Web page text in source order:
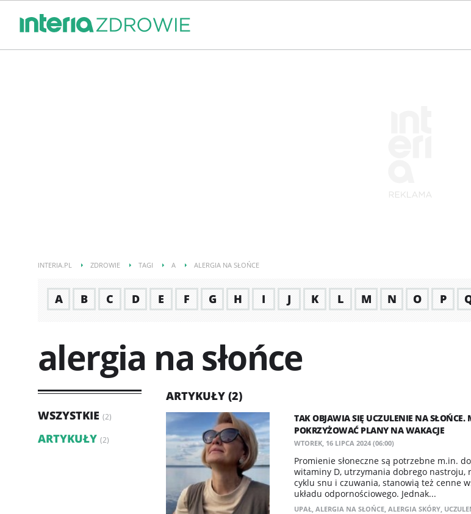
INTERIA.PL ZDROWIE TAGI A ALERGIA NA SŁOŃCE
A B C D E F G H I J K L M N O P
alergia na słońce
WSZYSTKIE (2)
ARTYKUŁY (2)
ARTYKUŁY (2)
TAK OBJAWIA SIĘ UCZULENIE NA SŁOŃCE.
POKRZYŻOWAĆ PLANY NA WAKACJE
WTOREK, 16 LIPCA 2024 (06:00)
Promienie słoneczne są potrzebne m.in.
witaminy D, utrzymania dobrego nastroju,
cyklu snu i czuwania, stanowią też cenne
układu odpornościowego. Jednak...
UPAŁ, ALERGIA NA SŁOŃCE, ALERGIA SKÓRY,